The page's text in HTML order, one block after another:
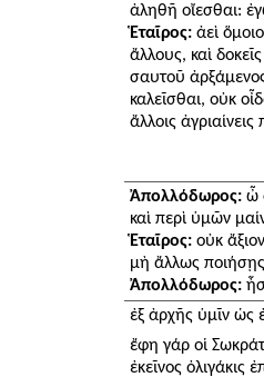
ἀληθῆ οἴεσθαι:
Ἑταῖρος:ἀεὶ
ἄλλους, καὶ
σαυτοῦ
καλεῖσθαι, οὐκ
ἄλλοις
Ἀπολλόδωρος:ὦ
καὶ περὶ ὑμῶν
Ἑταῖρος:οὐκ
μὴ ἄλλως
Ἀπολλόδωρος:
ἐξ ἀρχῆς ὑμῖν ὡς
ἔφη γάρ οἱ
ἐκεῖνος ὀλιγάκις